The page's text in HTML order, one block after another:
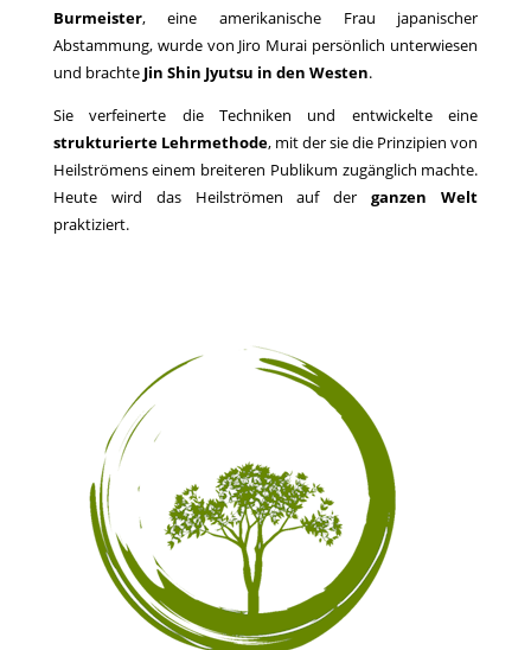
Burmeister, eine amerikanische Frau japanischer
Abstammung, wurde von Jiro Murai persönlich unterwiesen
und brachte Jin Shin Jyutsu in den Westen.
Sie verfeinerte die Techniken und entwickelte eine
strukturierte Lehrmethode, mit der sie die Prinzipien von
Heilströmens einem breiteren Publikum zugänglich machte.
Heute wird das Heilströmen auf derganzen Welt
praktiziert.